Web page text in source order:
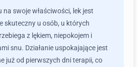
na swoje właściwości, lek jest
skuteczny u osób, u których
z lękiem, niepokojem i
snu. Działanie uspokajające jest
już od pierwszych dni terapii, co